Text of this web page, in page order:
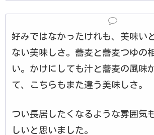
好みではなかったけれも、美味い
ない美味しさ。蕎麦と蕎麦つゆの
い。かけにしても汁と蕎麦の風味
て、こちらもまた違う美味しさ。
つい長居したくなるような雰囲気
しいと思いました。